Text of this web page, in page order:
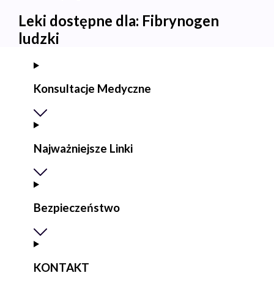
Leki dostępne dla: Fibrynogen
ludzki
Konsultacje Medyczne
Najważniejsze Linki
Bezpieczeństwo
KONTAKT